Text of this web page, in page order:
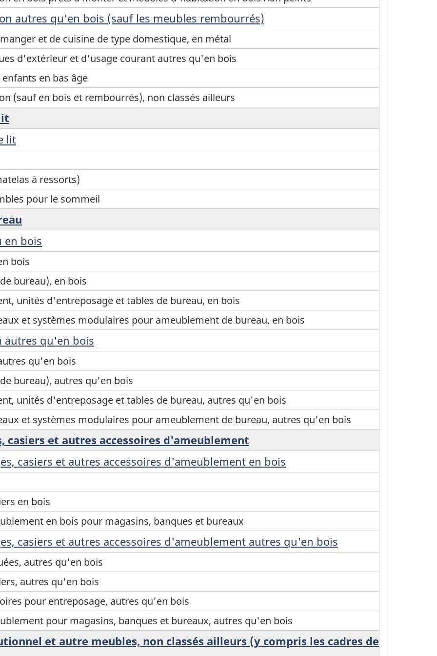
autres qu'en bois (sauf les meubles rembourrés)
et de cuisine de type domestique, en métal
d'extérieur et d'usage courant autres qu'en bois
en bas âge
(sauf en bois et rembourrés), non classés ailleurs
lit
à ressorts)
pour le sommeil
en bois
bois
bureau), en bois
unités d'entreposage et tables de bureau, en bois
et systèmes modulaires pour ameublement de bureau, en bois
autres qu'en bois
qu'en bois
bureau), autres qu'en bois
unités d'entreposage et tables de bureau, autres qu'en bois
et systèmes modulaires pour ameublement de bureau, autres qu'en bois
casiers et autres accessoires d'ameublement
casiers et autres accessoires d'ameublement en bois
en bois
en bois pour magasins, banques et bureaux
casiers et autres accessoires d'ameublement autres qu'en bois
autres qu'en bois
autres qu'en bois
pour entreposage, autres qu'en bois
pour magasins, banques et bureaux, autres qu'en bois
et autre meubles, non classés ailleurs (y compris les cadres de